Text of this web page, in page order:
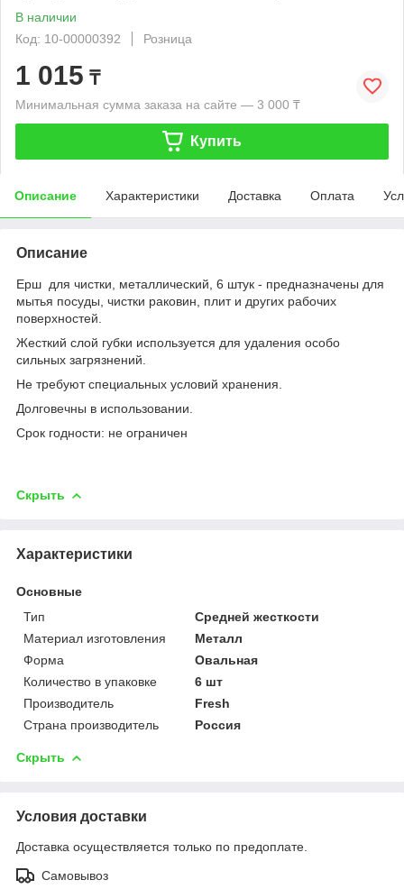
В наличии
Код: 10-00000392
Розница
1 015 ₸
Минимальная сумма заказа на сайте — 3 000 ₸
Купить
Описание Характеристики Доставка Оплата
Описание
Ерш для чистки, металлический, 6 штук - предназначены для
мытья посуды, чистки раковин, плит и других рабочих
поверхностей.
Жесткий слой губки используется для удаления особо
сильных загрязнений.
Не требуют специальных условий хранения.
Долговечны в использовании.
Срок годности: не ограничен
Скрыть
Характеристики
Основные
Тип
Средней жесткости
Материал изготовления
Металл
Форма
Овальная
Количество в упаковке
6 шт
Производитель
Fresh
Страна производитель
Россия
Скрыть
Условия доставки
Доставка осуществляется только по предоплате.
Самовывоз